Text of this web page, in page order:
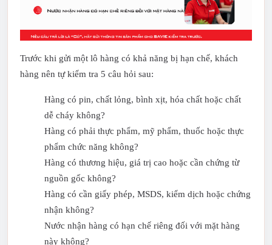
Trước khi gửi một lô hàng có khả năng bị hạn chế, khách
hàng nên tự kiểm tra 5 câu hỏi sau:
Hàng có pin, chất lỏng, bình xịt, hóa chất hoặc chất
dễ cháy không?
Hàng có phải thực phẩm, mỹ phẩm, thuốc hoặc thực
phẩm chức năng không?
Hàng có thương hiệu, giá trị cao hoặc cần chứng từ
nguồn gốc không?
Hàng có cần giấy phép, MSDS, kiểm dịch hoặc chứng
nhận không?
Nước nhận hàng có hạn chế riêng đối với mặt hàng
này không?